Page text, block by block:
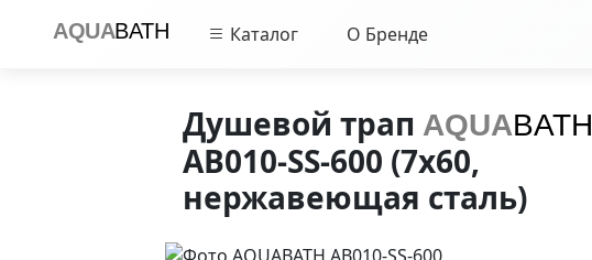
AQUABATH Каталог О Бренде
Душевой трап AQUABATH
AB010-SS-600 (7x60,
нержавеющая сталь)